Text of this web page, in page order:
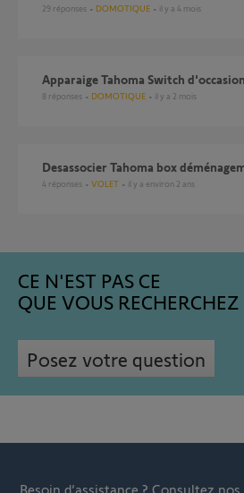
29 réponses DOMOTIQUE il y a 4 mois
Apparaige Tahoma Switch d'occasion
8 réponses DOMOTIQUE il y a 2 mois
Desassocier Tahoma box
4 réponses VOLET il y a environ 2 ans
CE N'EST PAS CE
QUE VOUS RECHERCHEZ
Posez votre question
Besoin d’assistance ? Consultez nos